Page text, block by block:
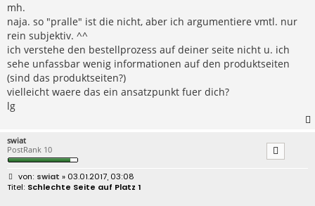
mh.
naja. so "pralle" ist die nicht, aber ich argumentiere vmtl. nur
rein subjektiv. ^^
ich verstehe den bestellprozess auf deiner seite nicht u. ich
sehe unfassbar wenig informationen auf den produktseiten
(sind das produktseiten?)
vielleicht waere das ein ansatzpunkt fuer dich?
lg
swiat
PostRank 10
B
e
swiat » 03.01.2017, 03:08
Schlechte Seite auf Platz 1